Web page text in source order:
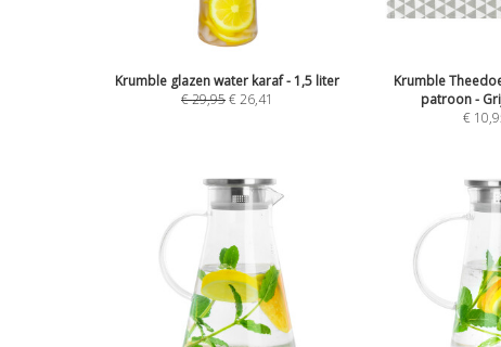
Krumble glazen water karaf - 1,5 liter
€29,95€26,41
Krumble
patroon -
€